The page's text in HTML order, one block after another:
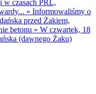
w czasach PRL,
» Informowaliśmy o
przed Żakiem,
betonu » W czwartek, 18
(dawnego Żaku)